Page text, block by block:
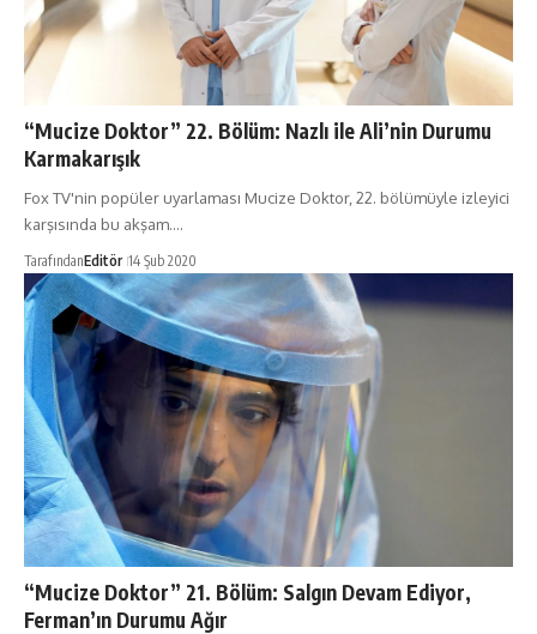
“Mucize Doktor” 22. Bölüm: Nazlı ile Ali’nin Durumu
Karmakarışık
Fox TV'nin popüler uyarlaması Mucize Doktor, 22. bölümüyle izleyici
karşısında bu akşam.…
TarafındanEditör 14 Şub 2020
“Mucize Doktor” 21. Bölüm: Salgın Devam Ediyor,
Ferman’ın Durumu Ağır